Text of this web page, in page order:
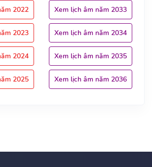
2022
2023
2024
2025
Xem lịch âm năm 2033
Xem lịch âm năm 2034
Xem lịch âm năm 2035
Xem lịch âm năm 2036